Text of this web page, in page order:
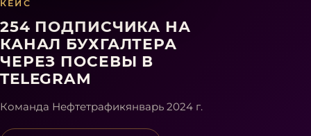
КЕЙС
254 ПОДПИСЧИКА НА
КАНАЛ БУХГАЛТЕРА
ЧЕРЕЗ ПОСЕВЫ В
TELEGRAM
Команда Нефтетрафикянварь 2024 г.